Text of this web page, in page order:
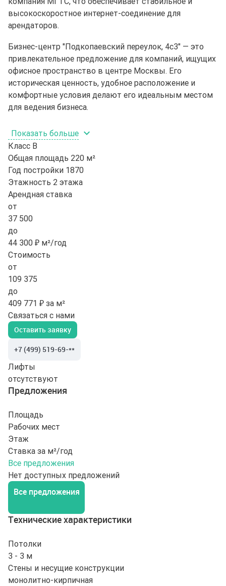
высокоскоростное интернет-соединение для
арендаторов.
Бизнес-центр "Подкопаевский переулок, 4с3" — это
привлекательное предложение для компаний, ищущих
офисное пространство в центре Москвы. Его
историческая ценность, удобное расположение и
комфортные условия делают его идеальным местом
для ведения бизнеса.
Показать больше
Класс B
Общая площадь 220 м²
Год постройки 1870
Этажность 2 этажа
Арендная ставка
от
37 500
до
44 300 ₽ м²/год
Стоимость
от
109 375
до
409 771 ₽ за м²
Связаться с нами
Оставить заявку
+7 (499) 519-69-**
Лифты
отсутствуют
Предложения
Площадь
Рабочих мест
Этаж
Ставка за м²/год
Все предложения
Нет доступных предложений
Все предложения
Технические характеристики
Потолки
3 - 3 м
Стены и несущие конструкции
монолитно-кирпичная